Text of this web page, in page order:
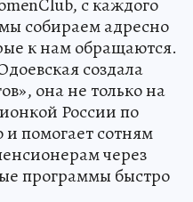
с каждого
собираем адресно
к нам обращаются.
создала
она не только на
России по
и помогает сотням
через
программы быстро